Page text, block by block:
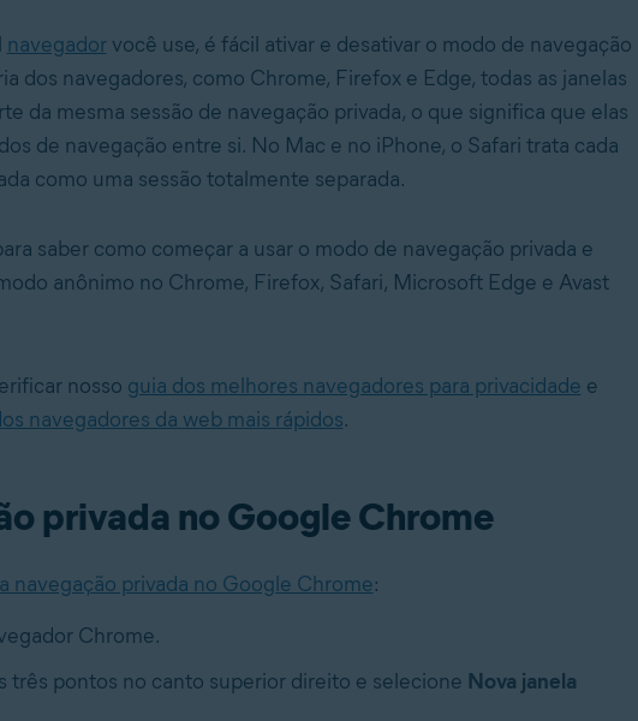
navegadorvocê use, é fácil ativar e desativar o modo de navegação
dos navegadores, como Chrome, Firefox e Edge, todas as janelas
da mesma sessão de navegação privada, o que significa que elas
de navegação entre si. No Mac e no iPhone, o Safari trata cada
como uma sessão totalmente separada.
saber como começar a usar o modo de navegação privada e
anônimo no Chrome, Firefox, Safari, Microsoft Edge e Avast
nosso guia dos melhores navegadores para privacidade e
navegadores da web mais rápidos.
privada no Google Chrome
navegação privada no Google Chrome:
Chrome.
três pontos no canto superior direito e selecione Nova janela